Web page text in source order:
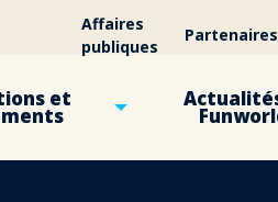
Affaires
publiques
Partenaires
et